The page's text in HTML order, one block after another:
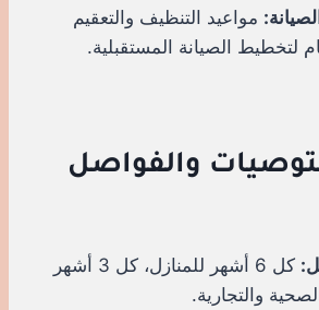
مواعيد التنظيف والتعقيم
لتخطيط الصيانة المستقبلية.
والفواصل
كل 6 أشهر للمنازل، كل 3 أشهر
والتجارية.